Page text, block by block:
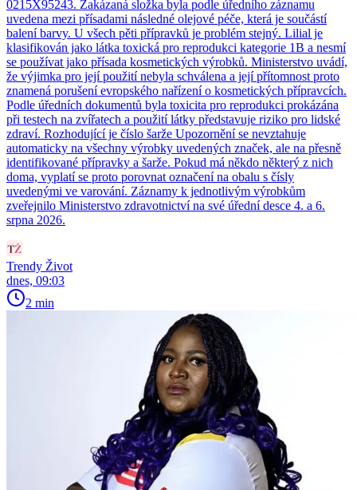
0215X95243. Zakázaná složka byla podle úředního záznamu
uvedena mezi přísadami následné olejové péče, která je součástí
balení barvy. U všech pěti přípravků je problém stejný. Lilial je
klasifikován jako látka toxická pro reprodukci kategorie 1B a nesmí
se používat jako přísada kosmetických výrobků. Ministerstvo uvádí,
že výjimka pro její použití nebyla schválena a její přítomnost proto
znamená porušení evropského nařízení o kosmetických přípravcích.
Podle úředních dokumentů byla toxicita pro reprodukci prokázána
při testech na zvířatech a použití látky představuje riziko pro lidské
zdraví. Rozhodující je číslo šarže Upozornění se nevztahuje
automaticky na všechny výrobky uvedených značek, ale na přesně
identifikované přípravky a šarže. Pokud má někdo některý z nich
doma, vyplatí se proto porovnat označení na obalu s čísly
uvedenými ve varování. Záznamy k jednotlivým výrobkům
zveřejnilo Ministerstvo zdravotnictví na své úřední desce 4. a 6.
srpna 2026.
Trendy Život
dnes, 09:03
2 min